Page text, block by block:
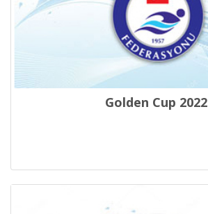
Golden Cup 2022